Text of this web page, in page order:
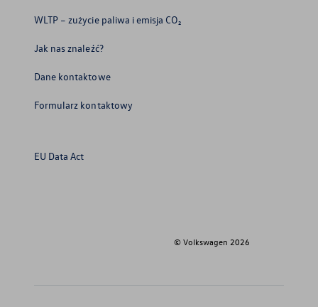
WLTP – zużycie paliwa i emisja CO₂
Jak nas znaleźć?
Dane kontaktowe
Formularz kontaktowy
EU Data Act
© Volkswagen 2026